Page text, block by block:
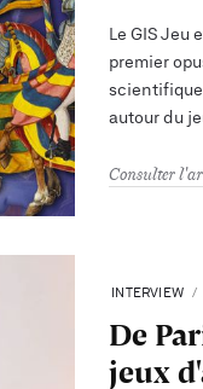
Le GIS Jeu
premier
autour du
Consulter
INTERVIEW
De
jeux